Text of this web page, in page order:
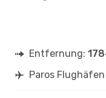
Entfernung:
Paros Flughäfen